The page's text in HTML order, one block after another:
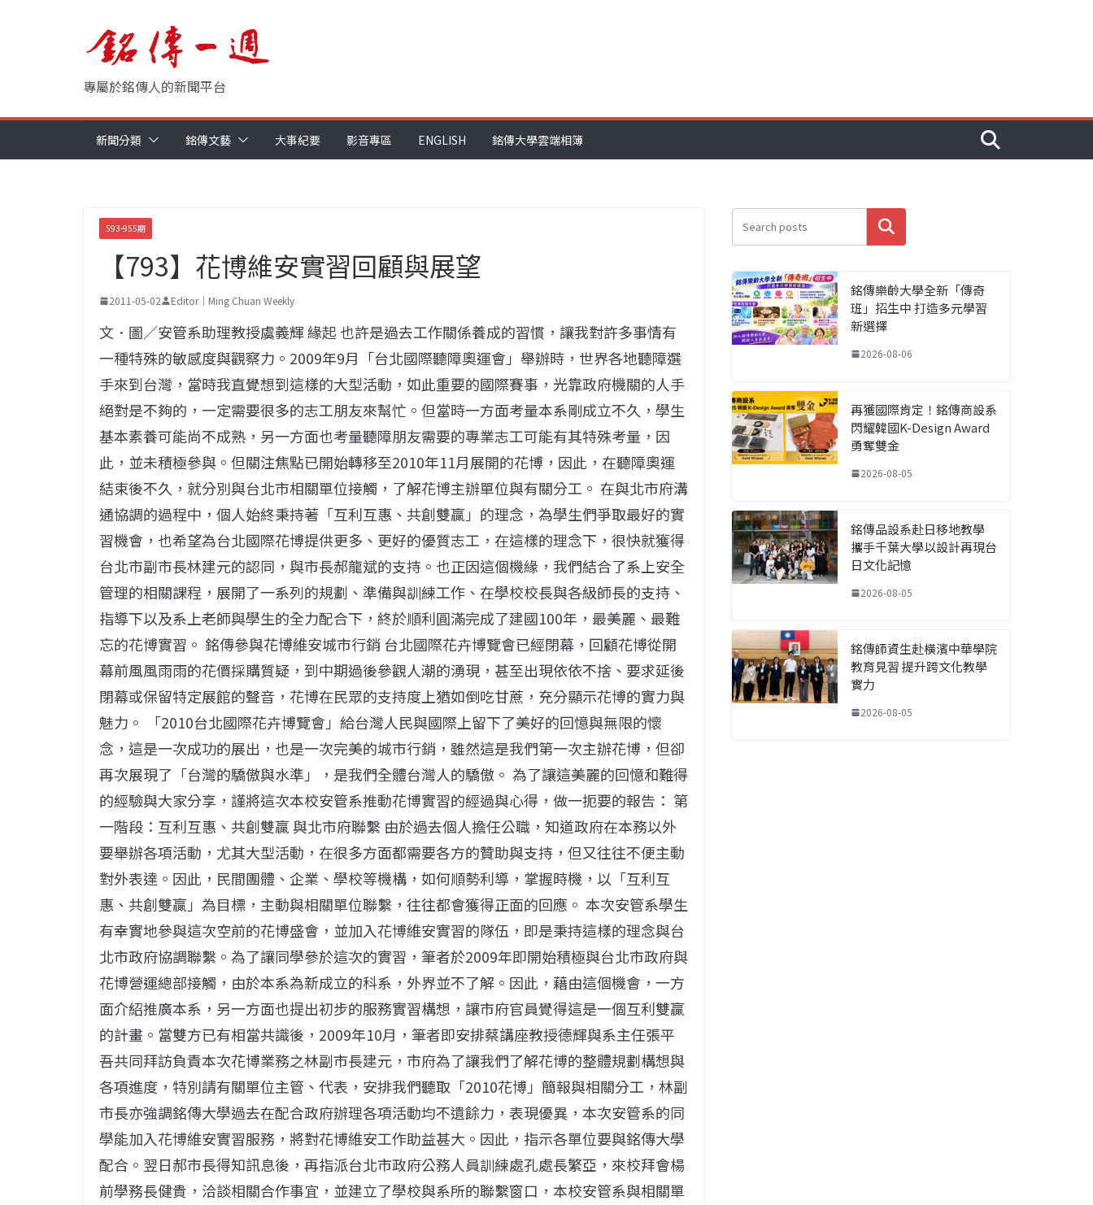
專屬於銘傳人的新聞平台
新聞分類 銘傳文藝 大事紀要 影音專區 ENGLISH 銘傳大學雲端相簿
593-955期
【793】花博維安實習回顧與展望
2011-05-02 Editor｜Ming Chuan Weekly
文．圖／安管系助理教授虞義輝 緣起 也許是過去工作關係養成的習慣，讓我對許多事情有
一種特殊的敏感度與觀察力。2009年9月「台北國際聽障奧運會」舉辦時，世界各地聽障選
手來到台灣，當時我直覺想到這樣的大型活動，如此重要的國際賽事，光靠政府機關的人手
絕對是不夠的，一定需要很多的志工朋友來幫忙。但當時一方面考量本系剛成立不久，學生
基本素養可能尚不成熟，另一方面也考量聽障朋友需要的專業志工可能有其特殊考量，因
此，並未積極參與。但關注焦點已開始轉移至2010年11月展開的花博，因此，在聽障奧運
結束後不久，就分別與台北市相關單位接觸，了解花博主辦單位與有關分工。 在與北市府溝
通協調的過程中，個人始終秉持著「互利互惠、共創雙贏」的理念，為學生們爭取最好的實
習機會，也希望為台北國際花博提供更多、更好的優質志工，在這樣的理念下，很快就獲得
台北市副市長林建元的認同，與市長郝龍斌的支持。也正因這個機緣，我們結合了系上安全
管理的相關課程，展開了一系列的規劃、準備與訓練工作、在學校校長與各級師長的支持、
指導下以及系上老師與學生的全力配合下，終於順利圓滿完成了建國100年，最美麗、最難
忘的花博實習。 銘傳參與花博維安城市行銷 台北國際花卉博覽會已經閉幕，回顧花博從開
幕前風風雨雨的花價採購質疑，到中期過後參觀人潮的湧現，甚至出現依依不捨、要求延後
閉幕或保留特定展館的聲音，花博在民眾的支持度上猶如倒吃甘蔗，充分顯示花博的實力與
魅力。 「2010台北國際花卉博覽會」給台灣人民與國際上留下了美好的回憶與無限的懷
念，這是一次成功的展出，也是一次完美的城市行銷，雖然這是我們第一次主辦花博，但卻
再次展現了「台灣的驕傲與水準」，是我們全體台灣人的驕傲。 為了讓這美麗的回憶和難得
的經驗與大家分享，謹將這次本校安管系推動花博實習的經過與心得，做一扼要的報告： 第
一階段：互利互惠、共創雙贏 與北市府聯繫 由於過去個人擔任公職，知道政府在本務以外
要舉辦各項活動，尤其大型活動，在很多方面都需要各方的贊助與支持，但又往往不便主動
對外表達。因此，民間團體、企業、學校等機構，如何順勢利導，掌握時機，以「互利互
惠、共創雙贏」為目標，主動與相關單位聯繫，往往都會獲得正面的回應。 本次安管系學生
有幸實地參與這次空前的花博盛會，並加入花博維安實習的隊伍，即是秉持這樣的理念與台
北市政府協調聯繫。為了讓同學參於這次的實習，筆者於2009年即開始積極與台北市政府與
花博營運總部接觸，由於本系為新成立的科系，外界並不了解。因此，藉由這個機會，一方
面介紹推廣本系，另一方面也提出初步的服務實習構想，讓市府官員覺得這是一個互利雙贏
的計畫。當雙方已有相當共識後，2009年10月，筆者即安排蔡講座教授德輝與系主任張平
吾共同拜訪負責本次花博業務之林副市長建元，市府為了讓我們了解花博的整體規劃構想與
各項進度，特別請有關單位主管、代表，安排我們聽取「2010花博」簡報與相關分工，林副
市長亦強調銘傳大學過去在配合政府辦理各項活動均不遺餘力，表現優異，本次安管系的同
學能加入花博維安實習服務，將對花博維安工作助益甚大。因此，指示各單位要與銘傳大學
配合。翌日郝市長得知訊息後，再指派台北市政府公務人員訓練處孔處長繁亞，來校拜會楊
前學務長健貴，洽談相關合作事宜，並建立了學校與系所的聯繫窗口，本校安管系與相關單
搜尋
銘傳樂齡大學全新「傳奇
班」招生中 打造多元學習
新選擇
2026-08-06
再獲國際肯定！銘傳商設系
閃耀韓國K-Design Award
勇奪雙金
2026-08-05
銘傳品設系赴日移地教學
攜手千葉大學以設計再現台
日文化記憶
2026-08-05
銘傳師資生赴橫濱中華學院
教育見習 提升跨文化教學
實力
2026-08-05